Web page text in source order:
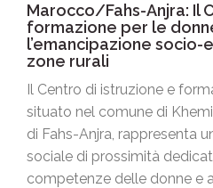
Marocco/Fahs-Anjra: Il
formazione per le
l’emancipazione socio-
zone rurali
Il Centro di istruzione e
situato nel comune di
di Fahs-Anjra, rappresenta
sociale di prossimità
competenze delle donne e